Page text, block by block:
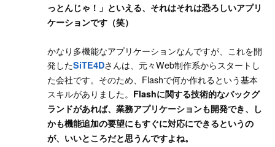
っとんじゃ！」といえる、それはそれは恐ろしいアプリ
ケーションです（笑）
かなり多機能なアプリケーションなんですが、これを開
発したSiTE4Dさんは、元々Web制作系からスタートし
た会社です。そのため、Flashで何か作れるという基本
スキルがありました。 Flashに関する技術的なバックグ
ランドがあれば、業務アプリケーションも開発でき、し
かも機能追加の要望にもすぐに対応にできるというの
が、いいところだと思うんですよね。